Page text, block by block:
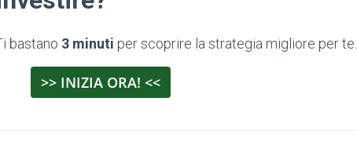
bastano 3 minuti per scoprire la strategia migliore per te.
>> INIZIA ORA! <<